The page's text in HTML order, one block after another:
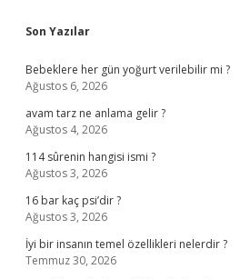
Sidebar
Son Yazılar
Bebeklere her gün yoğurt verilebilir mi ?
Ağustos 6, 2026
avam tarz ne anlama gelir ?
Ağustos 4, 2026
114 sûrenin hangisi ismi ?
Ağustos 3, 2026
16 bar kaç psi’dir ?
Ağustos 3, 2026
İyi bir insanın temel özellikleri nelerdir ?
Temmuz 30, 2026